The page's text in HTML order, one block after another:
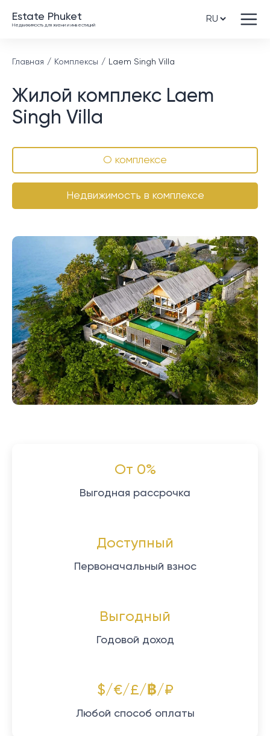
Estate Phuket
Недвижимость для жизни и инвестиций
Главная Комплексы Laem Singh Villa
Жилой комплекс Laem
Singh Villa
О комплексе
Недвижимость в комплексе
От 0%
Выгодная рассрочка
Доступный
Первоначальный взнос
Выгодный
Годовой доход
$/€/£/฿/₽
Любой способ оплаты